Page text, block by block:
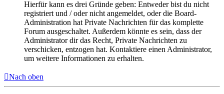
Hierfür kann es drei Gründe geben: Entweder bist du nicht
registriert und / oder nicht angemeldet, oder die Board-
Administration hat Private Nachrichten für das komplette
Forum ausgeschaltet. Außerdem könnte es sein, dass der
Administrator dir das Recht, Private Nachrichten zu
verschicken, entzogen hat. Kontaktiere einen Administrator,
um weitere Informationen zu erhalten.
Nach oben